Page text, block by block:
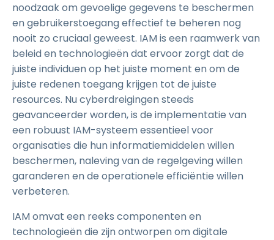
noodzaak om gevoelige gegevens te beschermen
en gebruikerstoegang effectief te beheren nog
nooit zo cruciaal geweest. IAM is een raamwerk van
beleid en technologieën dat ervoor zorgt dat de
juiste individuen op het juiste moment en om de
juiste redenen toegang krijgen tot de juiste
resources. Nu cyberdreigingen steeds
geavanceerder worden, is de implementatie van
een robuust IAM-systeem essentieel voor
organisaties die hun informatiemiddelen willen
beschermen, naleving van de regelgeving willen
garanderen en de operationele efficiëntie willen
verbeteren.
IAM omvat een reeks componenten en
technologieën die zijn ontworpen om digitale